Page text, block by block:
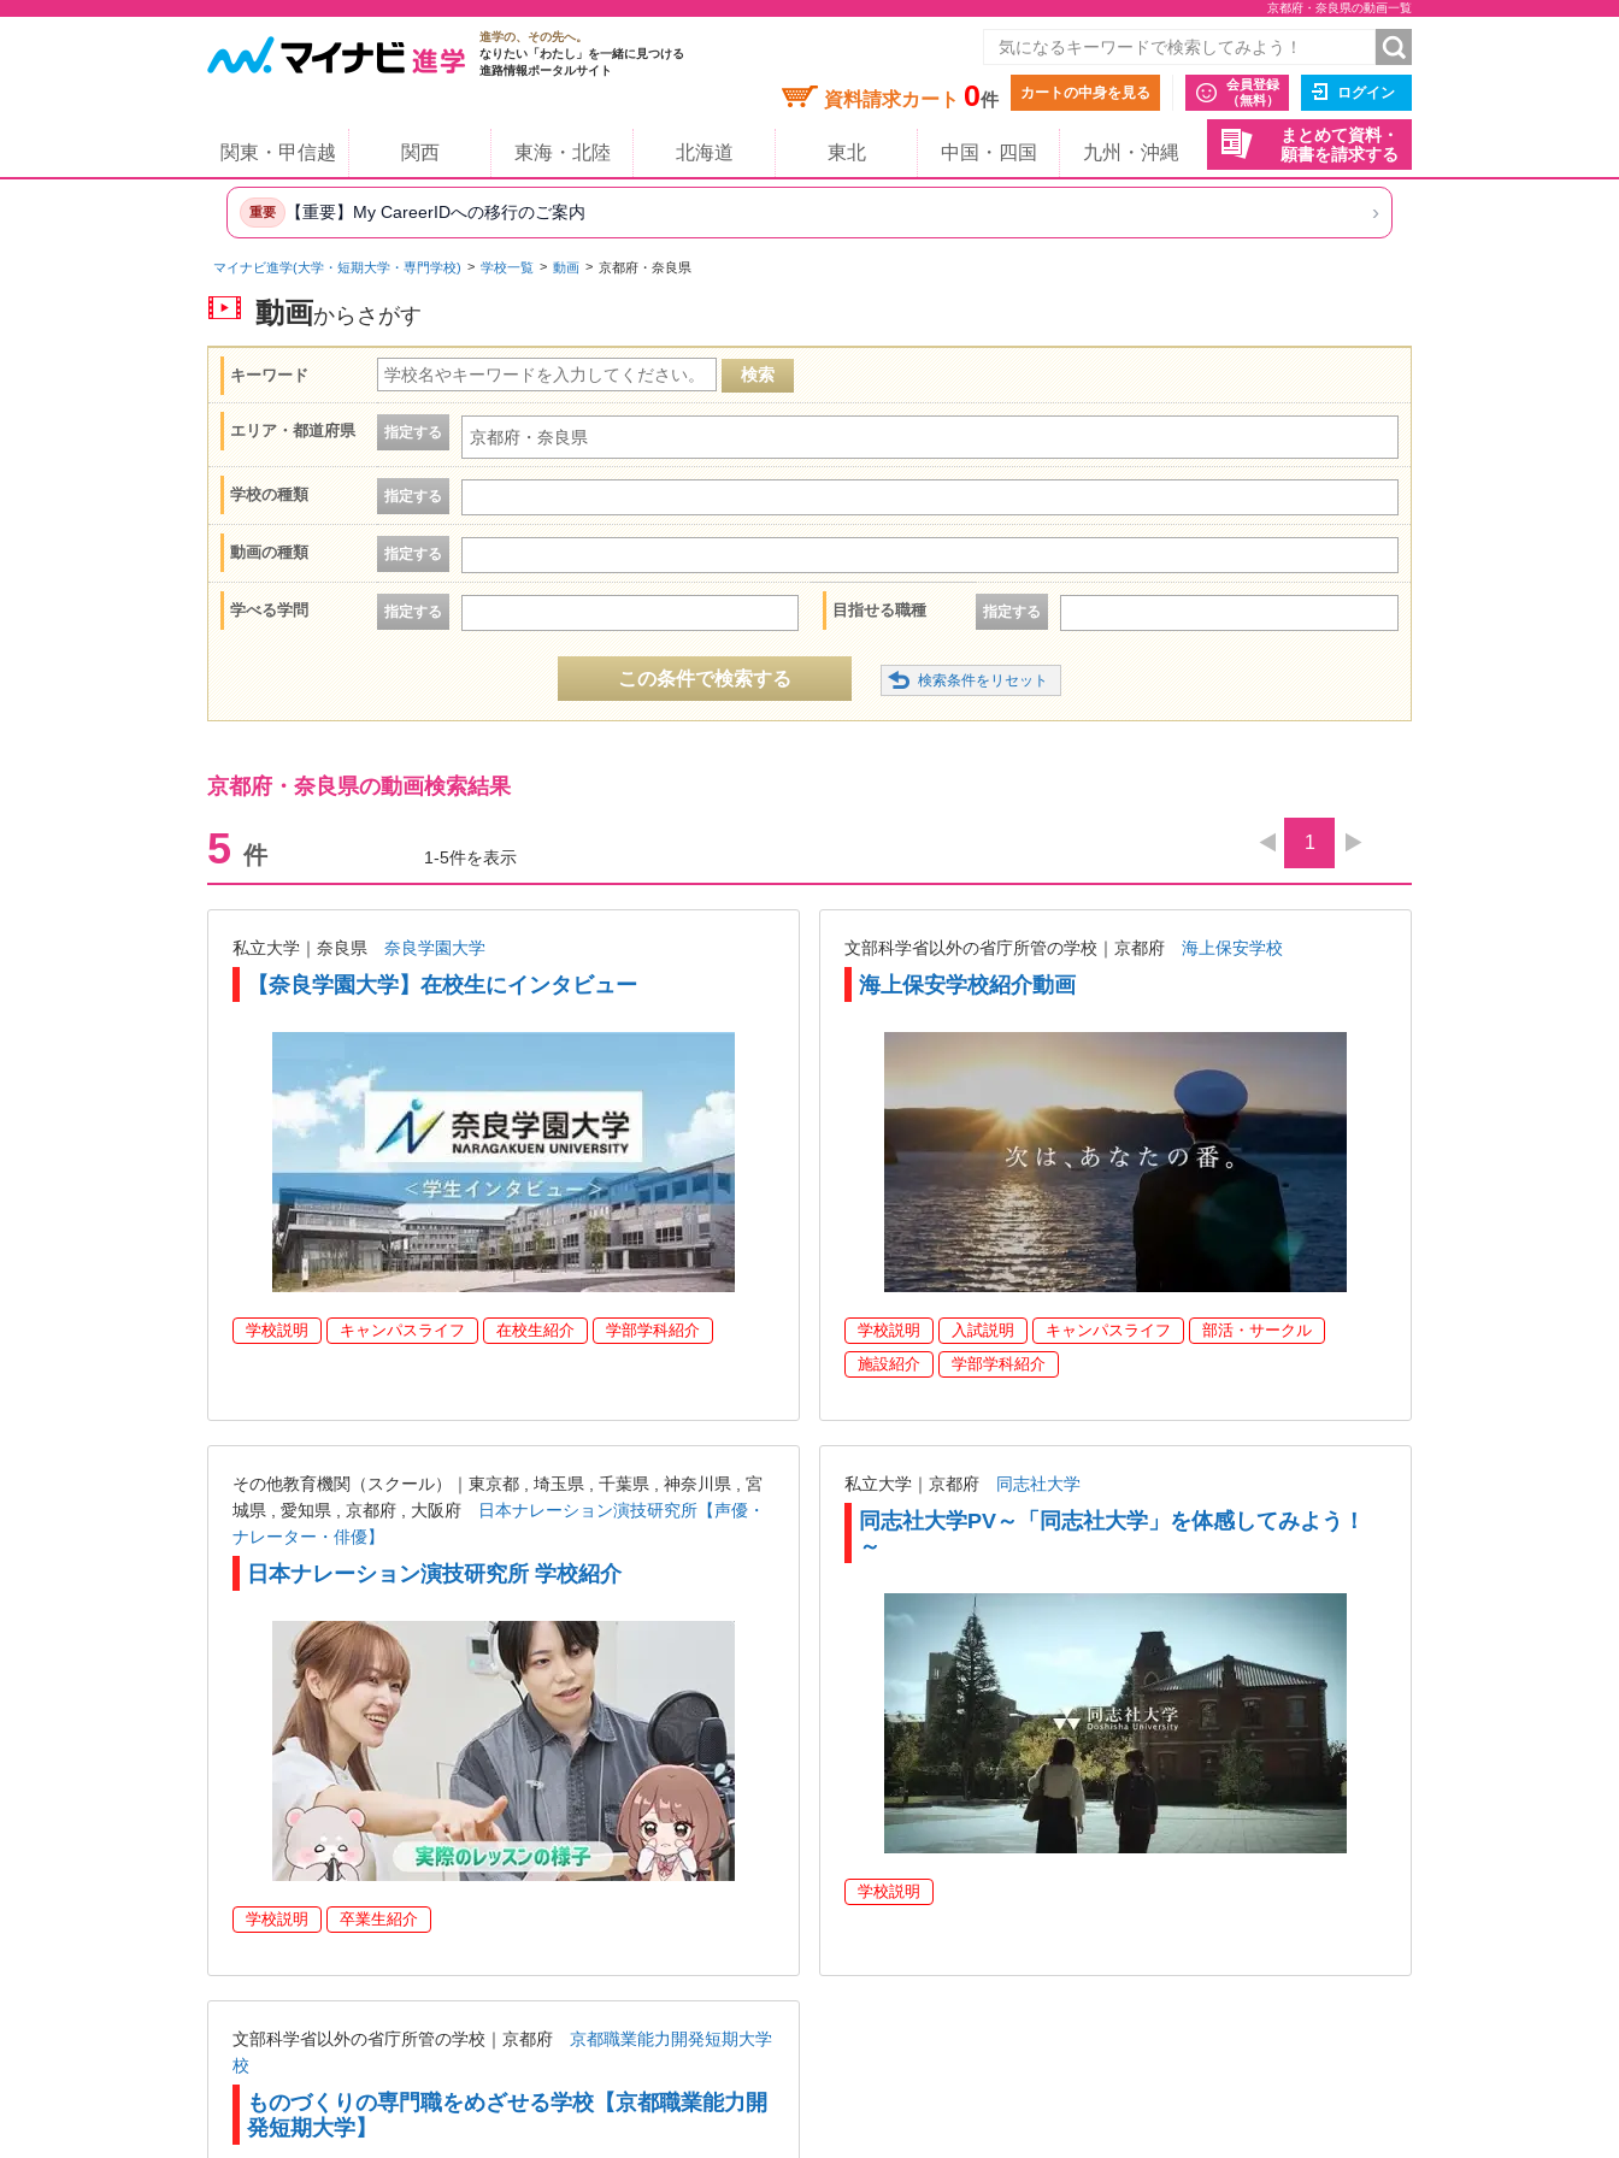
京都府・奈良県の動画一覧
進学の、その先へ。
なりたい「わたし」を一緒に見つける
進路情報ポータルサイト
資料請求カート 0件 カートの中身を見る
会員登録
（無料）
ログイン
まとめて資料・
願書を請求する
関東・甲信越 関西 東海・北陸 北海道 東北 中国・四国 九州・沖縄
重要 【重要】My CareerIDへの移行のご案内 ›
マイナビ進学(大学・短期大学・専門学校) 学校一覧 動画 京都府・奈良県
動画からさがす
キーワード
エリア・都道府県 指定する 京都府・奈良県
学校の種類 指定する
動画の種類 指定する
学べる学問 指定する 目指せる職種 指定する
この条件で検索する
京都府・奈良県の動画検索結果
5 件 1-5件を表示
1
私立大学｜奈良県 奈良学園大学
【奈良学園大学】在校生にインタビュー
学校説明 キャンパスライフ 在校生紹介 学部学科紹介
文部科学省以外の省庁所管の学校｜京都府 海上保安学校
海上保安学校紹介動画
学校説明 入試説明 キャンパスライフ
部活・サークル
施設紹介
学部学科紹介
その他教育機関（スクール）｜東京都 , 埼玉県 , 千葉県 , 神奈川県 , 宮
城県 , 愛知県 , 京都府 , 大阪府
日本ナレーション演技研究所【声優・
ナレーター・俳優】
日本ナレーション演技研究所 学校紹介
学校説明 卒業生紹介
私立大学｜京都府 同志社大学
同志社大学PV～「同志社大学」を体感してみよう！
～
学校説明
文部科学省以外の省庁所管の学校｜京都府
京都職業能力開発短期大学
校
ものづくりの専門職をめざせる学校【京都職業能力開
発短期大学】